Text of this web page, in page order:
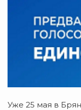
Уже 25 мая в